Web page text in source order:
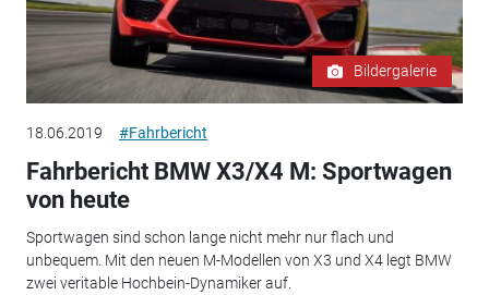
Bildergalerie
18.06.2019 #Fahrbericht
Fahrbericht BMW X3/X4 M: Sportwagen
von heute
Sportwagen sind schon lange nicht mehr nur flach und
unbequem. Mit den neuen M-Modellen von X3 und X4 legt BMW
zwei veritable Hochbein-Dynamiker auf.